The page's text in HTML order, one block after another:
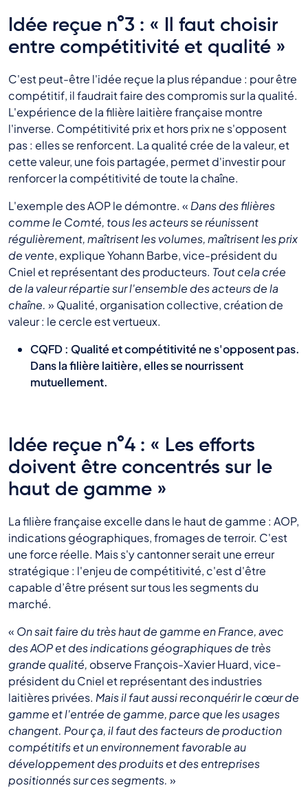
Idée reçue n°3 : « Il faut choisir
entre compétitivité et qualité »
C'est peut-être l'idée reçue la plus répandue : pour être
compétitif, il faudrait faire des compromis sur la qualité.
L'expérience de la filière laitière française montre
l'inverse. Compétitivité prix et hors prix ne s'opposent
pas : elles se renforcent. La qualité crée de la valeur, et
cette valeur, une fois partagée, permet d'investir pour
renforcer la compétitivité de toute la chaîne.
L'exemple des AOP le démontre. «Dans des filières
comme le Comté, tous les acteurs se réunissent
régulièrement, maîtrisent les volumes, maîtrisent les prix
de vente, explique Yohann Barbe, vice-président du
Cniel et représentant des producteurs. Tout cela crée
de la valeur répartie sur l'ensemble des acteurs de la
chaîne. » Qualité, organisation collective, création de
valeur : le cercle est vertueux.
CQFD : Qualité et compétitivité ne s'opposent pas.
Dans la filière laitière, elles se nourrissent
mutuellement.
Idée reçue n°4 : « Les efforts
doivent être concentrés sur le
haut de gamme »
La filière française excelle dans le haut de gamme : AOP,
indications géographiques, fromages de terroir. C'est
une force réelle. Mais s'y cantonner serait une erreur
stratégique : l'enjeu de compétitivité, c'est d'être
capable d’être présent sur tous les segments du
marché.
« On sait faire du très haut de gamme en France, avec
des AOP et des indications géographiques de très
grande qualité, observe François-Xavier Huard, vice-
président du Cniel et représentant des industries
laitières privées. Mais il faut aussi reconquérir le cœur de
gamme et l'entrée de gamme, parce que les usages
changent. Pour ça, il faut des facteurs de production
compétitifs et un environnement favorable au
développement des produits et des entreprises
positionnés sur ces segments. »